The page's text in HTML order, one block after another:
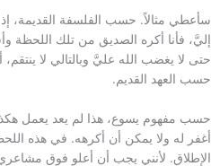
سأعطي مثالاً. حسب الفلسفة القديمة،
إليَّ، فأنا أكره الصديق من تلك اللحظة
حتى لا يغضب الله عليَّ وبالتالي لا
حسب العهد القديم.
حسب مفهوم يسوع، هذا لم يعد يعمل
أغفر له ولا يمكن أن أكرهه. في هذه
الإطلاق. لأنني يجب أن أعلو فوق